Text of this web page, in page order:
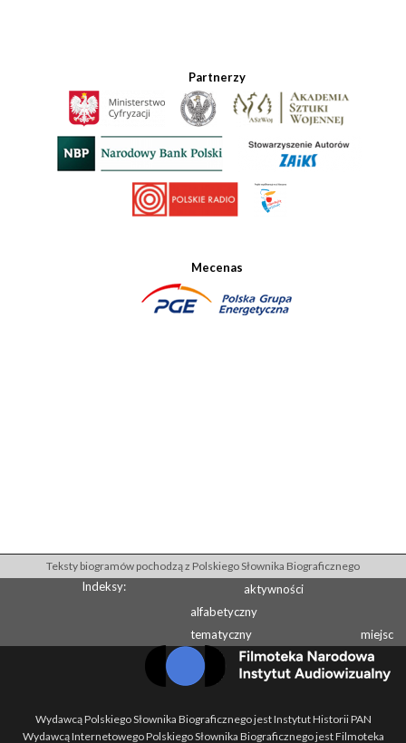
Partnerzy
Mecenas
Teksty biogramów pochodzą z Polskiego Słownika Biograficznego
Indeksy:
aktywności
alfabetyczny
tematyczny
miejsc
Wydawcą Polskiego Słownika Biograficznego jest Instytut Historii PAN
Wydawcą Internetowego Polskiego Słownika Biograficznego jest Filmoteka